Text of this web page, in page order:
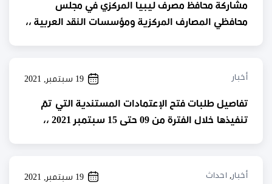
مشاركة محافظ مصرف ليبيا المركزي في مجلس
محافظي المصارف المركزية ومؤسسات النقد العربية ،،
أخبار 19 سبتمبر, 2021
تفاصيل طلبات فتح الإعتمادات المستندية التي تمّ
تنفيذها خلال الفترة من 09 حتى 15 سبتمبر 2021 ،،
أخبار احداث 19 سبتمبر, 2021